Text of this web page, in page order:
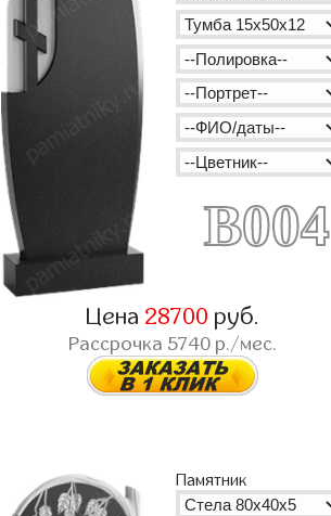
B004
Цена 28700 руб.
Рассрочка 5740 р./мес.
Памятник